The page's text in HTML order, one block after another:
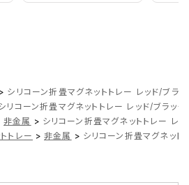
> シリコーン折畳マグネットトレー レッド/ブラ
リコーン折畳マグネットトレー レッド/ブラッ
非金属 > シリコーン折畳マグネットトレー レ
トレー > 非金属 > シリコーン折畳マグネッ